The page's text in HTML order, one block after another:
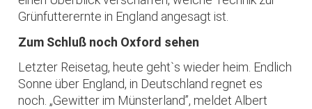
Grünfutterernte in England angesagt ist.
Zum Schluß noch Oxford sehen
Letzter Reisetag, heute geht`s wieder heim. Endlich
Sonne über England, in Deutschland regnet es
noch. „Gewitter im Münsterland”, meldet Albert